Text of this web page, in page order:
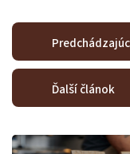
Ďalší článok